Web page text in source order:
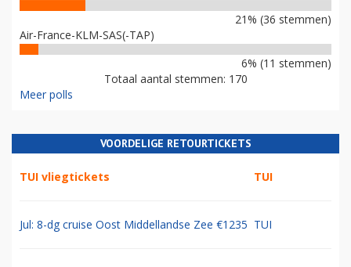
21% (36 stemmen)
Air-France-KLM-SAS(-TAP)
6% (11 stemmen)
Totaal aantal stemmen: 170
Meer polls
VOORDELIGE RETOURTICKETS
TUI vliegtickets TUI
Jul: 8-dg cruise Oost Middellandse Zee €1235 TUI